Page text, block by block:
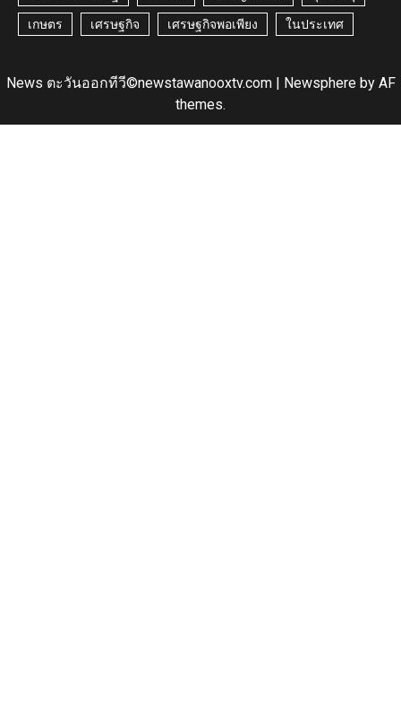
เกษตร เศรษฐกิจ เศรษฐกิจพอเพียง ในประเทศ
News ตะวันออกทีวี©newstawanooxtv.com | Newsphereby AF
themes.